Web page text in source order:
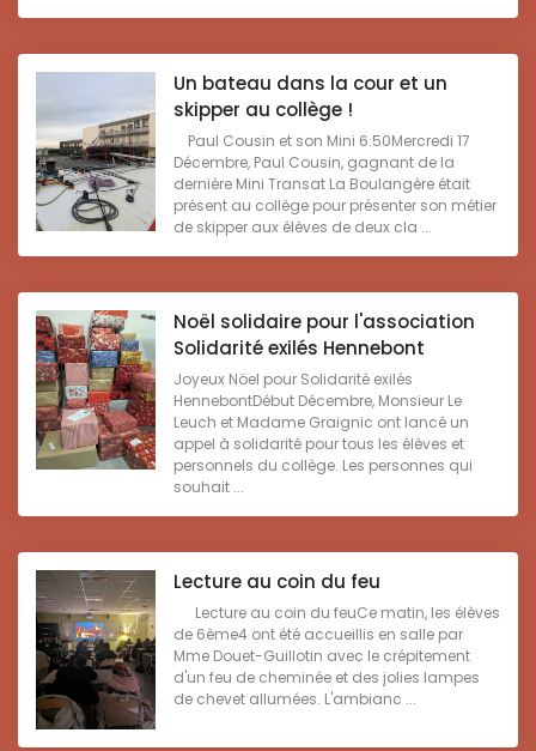
Un bateau dans la cour et un
skipper au collège !
Paul Cousin et son Mini 6.50Mercredi 17
Décembre, Paul Cousin, gagnant de la
dernière Mini Transat La Boulangère était
présent au collège pour présenter son métier
de skipper aux élèves de deux cla ...
Noël solidaire pour l'association
Solidarité exilés Hennebont
Joyeux Nöel pour Solidarité exilés
HennebontDébut Décembre, Monsieur Le
Leuch et Madame Graignic ont lancé un
appel à solidarité pour tous les élèves et
personnels du collège. Les personnes qui
souhait ...
Lecture au coin du feu
Lecture au coin du feuCe matin, les élèves
de 6ème4 ont été accueillis en salle par
Mme Douet-Guillotin avec le crépitement
d'un feu de cheminée et des jolies lampes
de chevet allumées. L'ambianc ...